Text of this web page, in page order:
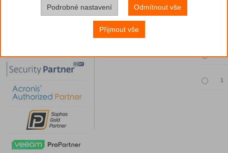
Podrobné nastavení Odmítnout vše
Přijmout vše